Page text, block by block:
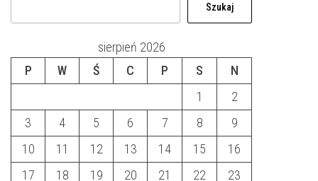
Szukaj
sierpień 2026
P
W Ś C P S
N
1
2
3
4 5 6 7 8
9
10
11 12 13 14 15
16
17
18 19 20 21 22 23